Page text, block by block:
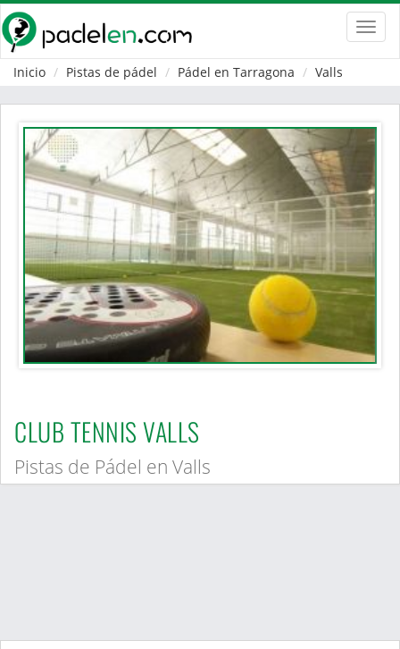
Inicio
Pistas de pádel Pádel en Tarragona Valls
CLUB TENNIS VALLS
Pistas de Pádel en Valls